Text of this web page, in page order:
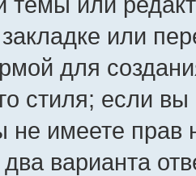
или
для
стиля; если
имеете прав
варианта